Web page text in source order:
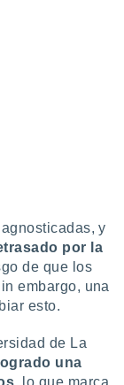
y
por la
de que los
embargo, una
esto.
de La
una
, lo que marca